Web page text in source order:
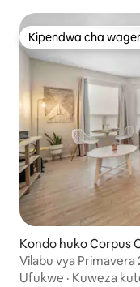
Kipendwa cha
Kipendwa cha
Kondo huko Corpus
Vilabu vya Primavera
Ufukwe · Kuweza